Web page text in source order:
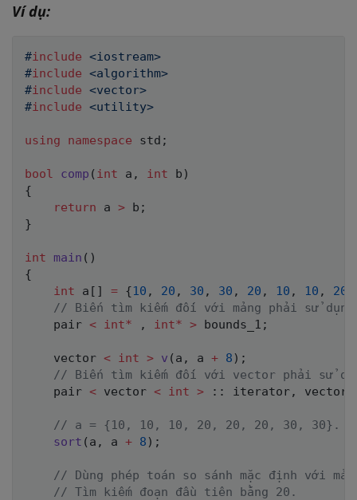
Ví dụ:
#include <iostream>
#include <algorithm>
#include <vector>
#include <utility>
using namespace std ;
bool comp ( int a , int b )
{
return a > b ;
}
int main ( )
{
int a [ ] = {10 , 20 , 30 , 30 , 20 , 10 , 10 , 20
// Biến tìm kiếm đối với mảng phải sử
    pair
< int* , int* > bounds_1 ;
    vector
< int > v ( a , a + 8 ) ;
// Biến tìm kiếm đối với vector phải sử
    pair
< vector < int > :: iterator, vector
// a = {10, 10, 10, 20, 20, 20, 30, 30}.
sort ( a , a + 8 ) ;
// Dùng phép toán so sánh mặc định với
// Tìm kiếm đoạn đầu tiên bằng 20.